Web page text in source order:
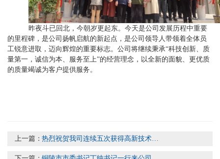
昨夜斗已回北，今朝岁更起东。今天是公司发展历程中重要
的里程碑，是公司扬帆启航的新起点，是公司领导人带领着全体员
工锐意进取，迈向辉煌的重要标志。公司将继续秉承“科技创新、质
量第一，诚信为本、服务至上”的经营理念，以全新的面貌、更优质
的质量竭诚为客户提供服务。
上一篇： 热烈祝贺我司连续五次获得高新技术企业认定